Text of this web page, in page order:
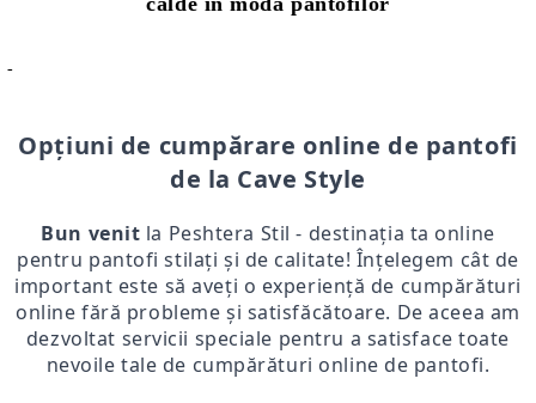
-
Opțiuni de cumpărare online de pantofi
de la Cave Style
Bun venit la Peshtera Stil - destinația ta online
pentru pantofi stilați și de calitate! Înțelegem cât de
important este să aveți o experiență de cumpărături
online fără probleme și satisfăcătoare. De aceea am
dezvoltat servicii speciale pentru a satisface toate
nevoile tale de cumpărături online de pantofi.